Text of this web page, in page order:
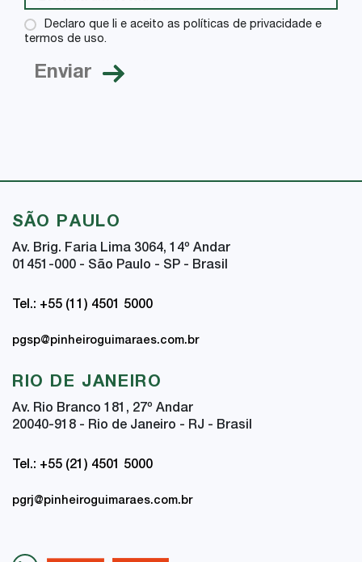
Declaro que li e aceito as políticas de privacidade e
termos de uso.
SÃO PAULO
Av. Brig. Faria Lima 3064, 14º Andar
01451-000 - São Paulo - SP - Brasil
Tel.: +55 (11) 4501 5000
pgsp@pinheiroguimaraes.com.br
RIO DE JANEIRO
Av. Rio Branco 181, 27º Andar
20040-918 - Rio de Janeiro - RJ - Brasil
Tel.: +55 (21) 4501 5000
pgrj@pinheiroguimaraes.com.br